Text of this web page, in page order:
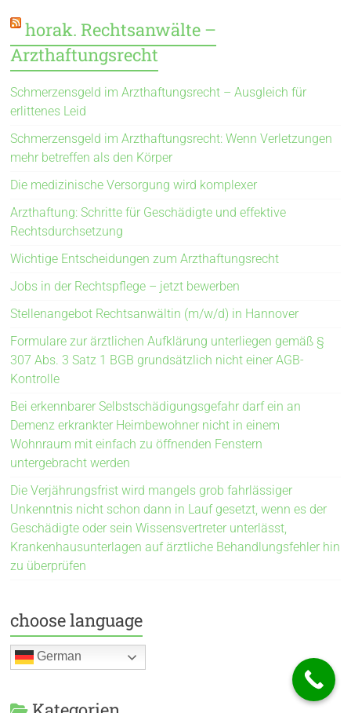
horak. Rechtsanwälte –
Arzthaftungsrecht
Schmerzensgeld im Arzthaftungsrecht – Ausgleich für
erlittenes Leid
Schmerzensgeld im Arzthaftungsrecht: Wenn Verletzungen
mehr betreffen als den Körper
Die medizinische Versorgung wird komplexer
Arzthaftung: Schritte für Geschädigte und effektive
Rechtsdurchsetzung
Wichtige Entscheidungen zum Arzthaftungsrecht
Jobs in der Rechtspflege – jetzt bewerben
Stellenangebot Rechtsanwältin (m/w/d) in Hannover
Formulare zur ärztlichen Aufklärung unterliegen gemäß §
307 Abs. 3 Satz 1 BGB grundsätzlich nicht einer AGB-
Kontrolle
Bei erkennbarer Selbstschädigungsgefahr darf ein an
Demenz erkrankter Heimbewohner nicht in einem
Wohnraum mit einfach zu öffnenden Fenstern
untergebracht werden
Die Verjährungsfrist wird mangels grob fahrlässiger
Unkenntnis nicht schon dann in Lauf gesetzt, wenn es der
Geschädigte oder sein Wissensvertreter unterlässt,
Krankenhausunterlagen auf ärztliche Behandlungsfehler hin
zu überprüfen
choose language
German